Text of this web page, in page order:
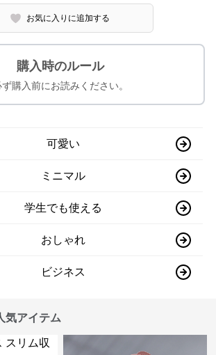
お気に入りに追加する
購入時のルール
ず購入前にお読みください。
可愛い
ミニマル
学生でも使える
おしゃれ
ビジネス
気アイテム